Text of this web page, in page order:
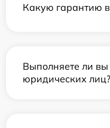
Какую гарантию
Выполняете ли
юридических лиц?